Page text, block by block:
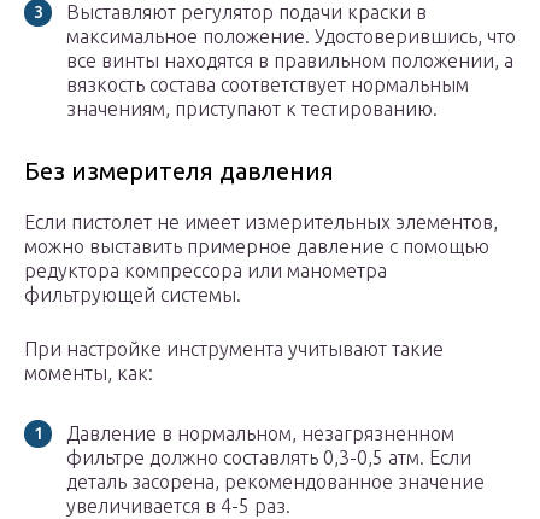
Выставляют регулятор подачи краски в
максимальное положение. Удостоверившись, что
все винты находятся в правильном положении, а
вязкость состава соответствует нормальным
значениям, приступают к тестированию.
Без измерителя давления
Если пистолет не имеет измерительных элементов,
можно выставить примерное давление с помощью
редуктора компрессора или манометра
фильтрующей системы.
При настройке инструмента учитывают такие
моменты, как:
Давление в нормальном, незагрязненном
фильтре должно составлять 0,3-0,5 атм. Если
деталь засорена, рекомендованное значение
увеличивается в 4-5 раз.